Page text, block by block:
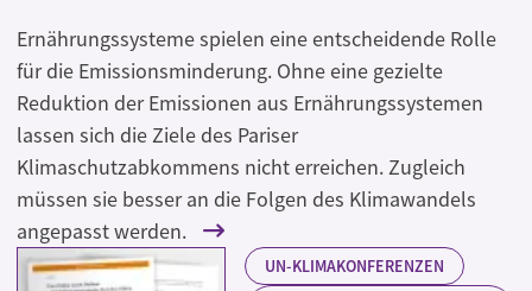
Ernährungssysteme spielen eine entscheidende Rolle
für die Emissionsminderung. Ohne eine gezielte
Reduktion der Emissionen aus Ernährungssystemen
lassen sich die Ziele des Pariser
Klimaschutzabkommens nicht erreichen. Zugleich
müssen sie besser an die Folgen des Klimawandels
angepasst werden.
UN-KLIMAKONFERENZEN